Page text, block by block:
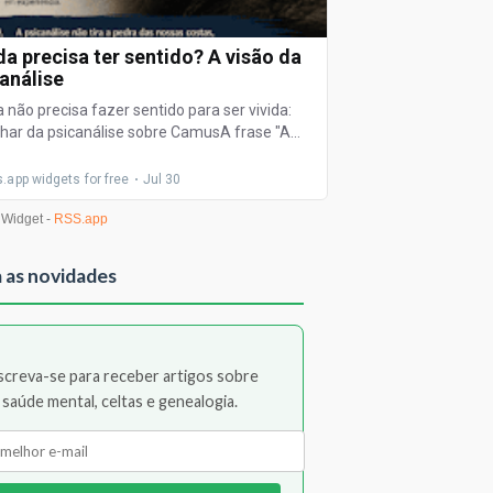
as novidades
se para receber artigos sobre
saúde mental, celtas e genealogia.